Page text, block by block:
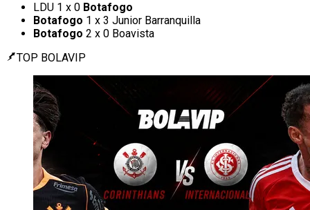
LDU 1 x 0 Botafogo
Botafogo 1 x 3 Junior Barranquilla
Botafogo 2 x 0 Boavista
TOP BOLAVIP